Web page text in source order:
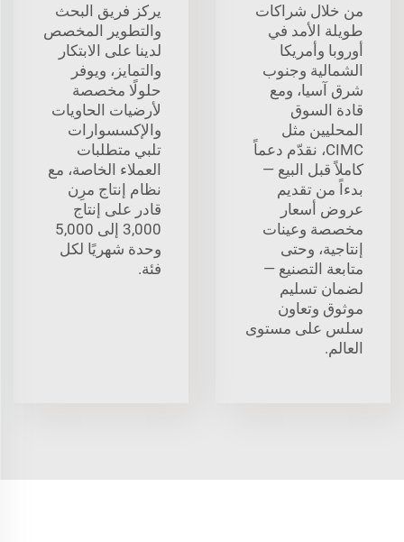
من خلال شراكات
طويلة الأمد في
أوروبا وأمريكا
الشمالية وجنوب
شرق آسيا، ومع
قادة السوق
المحليين مثل
CIMC، نقدّم دعماً
كاملاً قبل البيع —
بدءاً من تقديم
عروض أسعار
مخصصة وعينات
إنتاجية، وحتى
متابعة التصنيع —
لضمان تسليم
موثوق وتعاون
سلس على مستوى
العالم.
يركز فريق البحث
والتطوير المخصص
لدينا على الابتكار
والتمايز، ويوفر
حلولًا مخصصة
لأرضيات الحاويات
والإكسسوارات
تلبي متطلبات
العملاء الخاصة، مع
نظام إنتاج مرِن
قادر على إنتاج
3,000 إلى 5,000
وحدة شهريًا لكل
فئة.